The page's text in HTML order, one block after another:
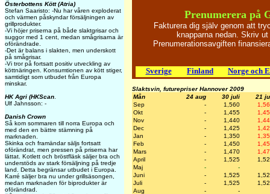
Österbottens Kött (Atria)
Stefan Saaristo: -Nu har våren exploderat
och värmen påskyndar försäljningen av
grillprodukter.
-Vi höjer priserna på både slaktgrisar och
suggor med 1 cent, medan smågrisarna är
oförändrade.
-Det är balans i slakten, men underskott
på smågrisar.
-Vi tror på fortsatt positiv utveckling av
köttnäringen. Konsumtionen av kött stiger,
samtidigt som utbudet från Europa
minskar.
HK Agri (HKScan
Ulf Jahnsson: -
Danish Crown
Så kom sommaren till norra Europa och
med den en bättre stämning på
marknaden.
Skinka och framändar säljs fortsatt
oförändrat, men pressen på priserna har
lättat. Kotlett och bröstfläsk säljer bra och
understöds av stark försäljning på tredje
land. Detta begränsar utbudet i Europa.
Karré säljer bra nu under grillsäsongen,
medan marknaden för biprodukter är
oförändrad.
Prenumerera på
Fakturera dig själv genom att
knapparna nedan. Skriv
Prenumerationsavgiften
Sverige Finland Norge och
Slaktsvin, futurepriser Hannover 2009
Mån
24 aug 30 juli
21
Sep
- 1,560
Okt
- 1,455
Nov
- 1,440
Dec
- 1,425
Jan
- 1,350
Feb
- 1,450
Mars
- 1,470
April
- 1,525
Maj
-
-
Juni
- 1,525
Juli
- 1,525
Aug
-
-